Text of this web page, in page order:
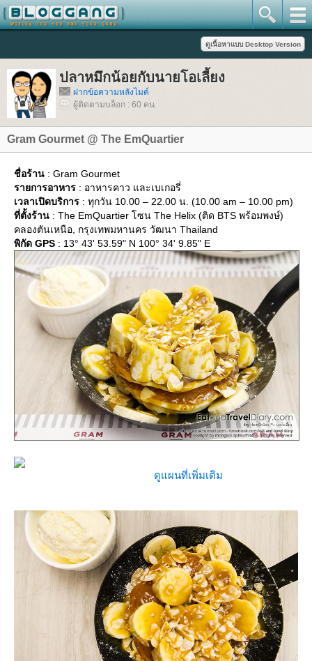
ปลาหมึกน้อยกับนายโอเลี้ยง
ฝากข้อความหลังไมค์
ผู้ติดตามบล็อก : 60 คน
Gram Gourmet @ The EmQuartier
ชื่อร้าน : Gram Gourmet
รายการอาหาร : อาหารคาว และเบเกอรี่
เวลาเปิดบริการ : ทุกวัน 10.00 – 22.00 น. (10.00 am – 10.00 pm)
ที่ตั้งร้าน : The EmQuartier โซน The Helix (ติด BTS พร้อมพงษ์)
คลองตันเหนือ, กรุงเทพมหานคร วัฒนา Thailand
พิกัด GPS : 13° 43' 53.59" N 100° 34' 9.85" E
ดูแผนที่เพิ่มเติม